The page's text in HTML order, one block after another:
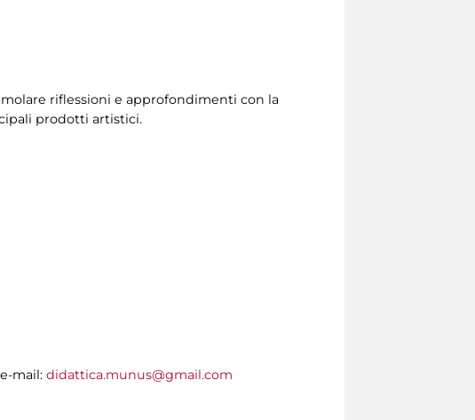
riflessioni e approfondimenti con la
prodotti artistici.
mail: didattica.munus@gmail.com